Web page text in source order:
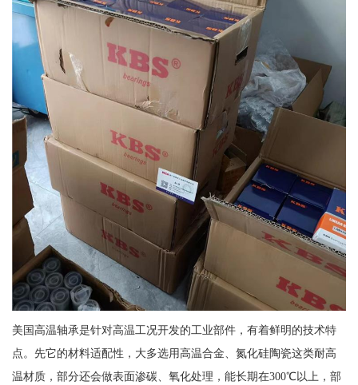
美国高温轴承是针对高温工况开发的工业部件，有着鲜明的技术特
点。先它的材料适配性，大多选用高温合金、氮化硅陶瓷这类耐高
温材质，部分还会做表面渗碳、氧化处理，能长期在300℃以上，部